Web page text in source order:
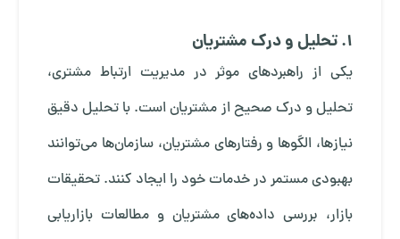
1. تحلیل و درک مشتریان
یکی از راهبردهای موثر در مدیریت ارتباط مشتری،
تحلیل و درک صحیح از مشتریان است. با تحلیل دقیق
نیازها، الگوها و رفتارهای مشتریان، سازمان‌ها می‌توانند
بهبودی مستمر در خدمات خود را ایجاد کنند. تحقیقات
بازار، بررسی داده‌های مشتریان و مطالعات بازاریابی